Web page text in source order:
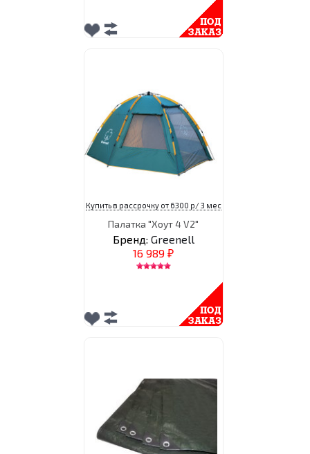
Купить в рассрочку от 6300 р/ 3 мес
Палатка "Хоут 4 V2"
Бренд: Greenell
16 989 ₽